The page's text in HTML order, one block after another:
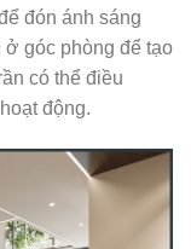
đón ánh sáng
ở góc phòng để tạo
có thể điều
động.